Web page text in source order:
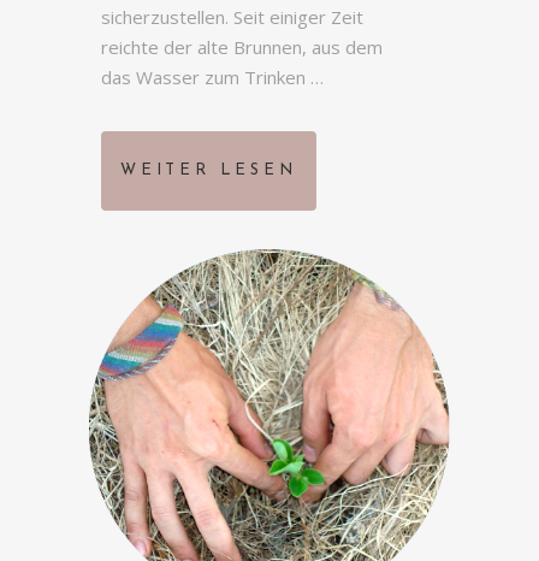
sicherzustellen. Seit einiger Zeit
reichte der alte Brunnen, aus dem
das Wasser zum Trinken …
WEITER LESEN